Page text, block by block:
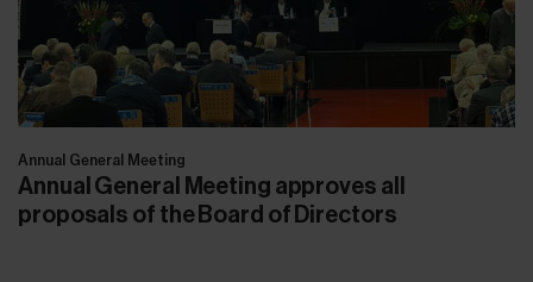
Annual General Meeting
Annual General Meeting approves all
proposals of the Board of Directors